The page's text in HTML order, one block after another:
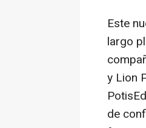
Este
largo
y Lion
de